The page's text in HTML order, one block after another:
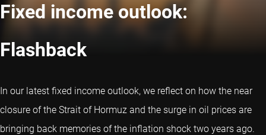
Fixed income outlook:
Flashback
In our latest fixed income outlook, we reflect on how the near
closure of the Strait of Hormuz and the surge in oil prices are
bringing back memories of the inflation shock two years ago.